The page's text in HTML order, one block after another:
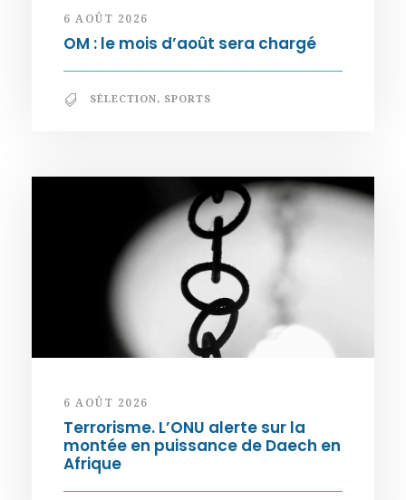
6 AOÛT 2026
OM : le mois d’août sera chargé
SÉLECTION, SPORTS
6 AOÛT 2026
Terrorisme. L’ONU alerte sur la
montée en puissance de Daech en
Afrique